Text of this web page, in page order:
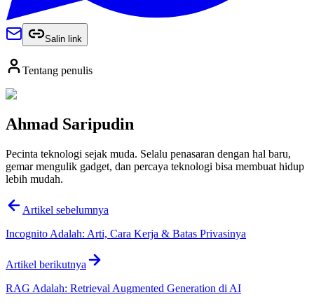
Salin link
Tentang penulis
Ahmad Saripudin
Pecinta teknologi sejak muda. Selalu penasaran dengan hal baru,
gemar mengulik gadget, dan percaya teknologi bisa membuat hidup
lebih mudah.
Artikel sebelumnya
Incognito Adalah: Arti, Cara Kerja & Batas Privasinya
Artikel berikutnya
RAG Adalah: Retrieval Augmented Generation di AI